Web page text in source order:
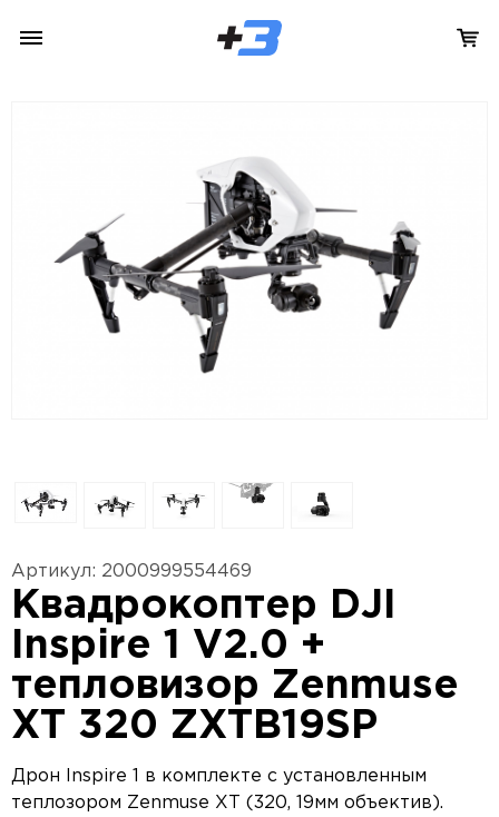
Артикул: 2000999554469
Квадрокоптер DJI
Inspire 1 V2.0 +
тепловизор Zenmuse
XT 320 ZXTB19SP
Дрон Inspire 1 в комплекте с установленным
теплозором Zenmuse XT (320, 19мм объектив).